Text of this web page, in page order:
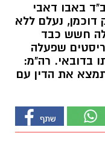
באבו דאבי
דוכמן, נעלם ללא
חשש כבד
שפעלה
בדובאי. רה"מ:
את הדין עם